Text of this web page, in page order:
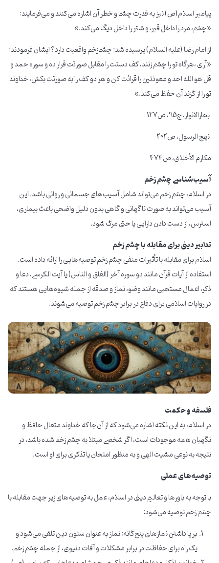
پیامبر اسلام(ص) نیز به قدرت چشم و خطر آن اشاره می‌کنند و می‌فرمایند:
«چشم، مرد را داخل قبر، و شتر را داخل دیگ می‌کند.»
از امام رضا (علیه السلام) پرسیده شد: چشم‌زخم واقعیت دارد؟ ایشان فرمودند:
«آری ،هرگاه تو را چشم زنند، کف دستت را مقابل صورتت قرار ده و سوره حمد و
قل هو الله احد و معوذتین را قرائت کن و هر دو کف را به صورتت بکش، خداوند
تو را از گزند آن حفظ می‌کند.»
بحارالانوار، ج95، ص127
نهج الرسول، ص202
مکارم الأخلاق، ص474
آسیب‌شناسی چشم زخم
در اسلام، چشم زخم می‌تواند شامل آسیب‌های جسمانی و روانی باشد. این
آسیب می‌تواند به صورت ناگهانی و گاهی بدون دلیل واضحی باعث بیماری،
استرس، از دست دادن دارایی یا حتی مرگ شود.
تدابیر دینی برای مقابله با چشم زخم
اسلام برای مقابله با تأثیرات منفی چشم زخم توصیه‌هایی را ارائه داده است.
استفاده از آیات قرآن مانند دو سوره آخر (الفلق و الناس) یا آیت الکرسی، دعا و
ذکر، اعمال مستحبی مانند وضو، نماز و صدقه از جمله شیوه‌هایی هستند که
در روایات اسلامی برای دفاع در برابر چشم زخم توصیه می‌شوند.
فلسفه و حکمت
در اسلام، به این نکته اشاره می‌شود که از آن‌جا که خداوند متعال حافظ و
نگهبان همه موجودات است، اگر شخصی مبتلا به چشم زخم شده‌ باشد، در
نتیجه به نوعی مشیت الهی و به منظور امتحان یا تذکری برای او است.
توصیه‌های عملی
با توجه به باورها و تعالیم دینی در اسلام، عمل به توصیه‌های زیر جهت مقابله با
چشم زخم توصیه می‌شود:
بر پا داشتن نمازهای پنج‌گانه: نماز به عنوان ستون دین تلقی می‌شود و
یک راه برای حفاظت در برابر مشکلات و آفات دنیوی، از جمله چشم زخم.